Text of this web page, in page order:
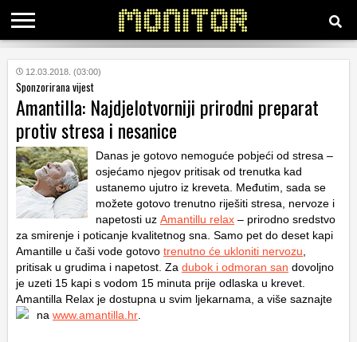
KATEGORIJE
HRVATSKI
WEB
12.03.2018. (03:00)
Sponzorirana vijest
Amantilla: Najdjelotvorniji prirodni preparat
protiv stresa i nesanice
Danas je gotovo nemoguće pobjeći od stresa –
osjećamo njegov pritisak od trenutka kad
ustanemo ujutro iz kreveta. Međutim, sada se
možete gotovo trenutno riješiti stresa, nervoze i
napetosti uz Amantillu relax – prirodno sredstvo
za smirenje i poticanje kvalitetnog sna. Samo pet do deset kapi
Amantille u čaši vode gotovo trenutno će ukloniti nervozu
pritisak u grudima i napetost. Za dubok i odmoran san dovoljno
je uzeti 15 kapi s vodom 15 minuta prije odlaska u krevet.
Amantilla Relax je dostupna u svim ljekarnama, a više saznajte
na www.amantilla.hr